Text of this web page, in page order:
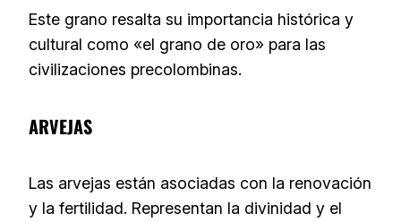
Este grano resalta su importancia histórica y
cultural como «el grano de oro» para las
civilizaciones precolombinas.
ARVEJAS
Las arvejas están asociadas con la renovación
y la fertilidad. Representan la divinidad y el